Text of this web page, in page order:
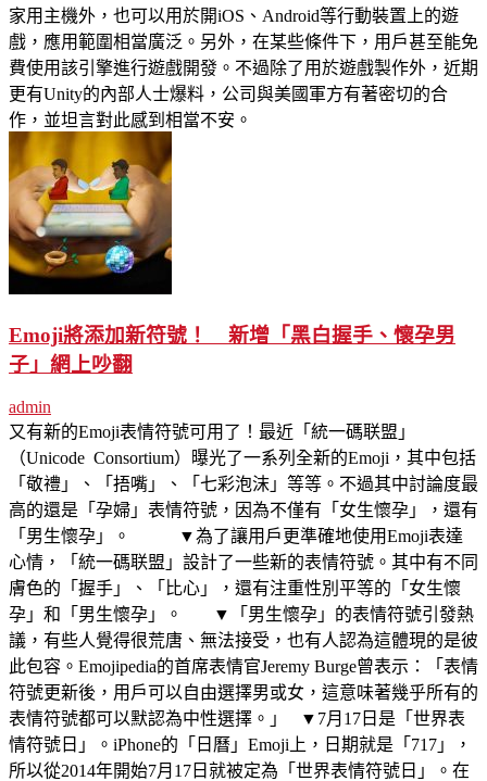
家用主機外，也可以用於開iOS、Android等行動裝置上的遊
戲，應用範圍相當廣泛。另外，在某些條件下，用戶甚至能免
費使用該引擎進行遊戲開發。不過除了用於遊戲製作外，近期
更有Unity的內部人士爆料，公司與美國軍方有著密切的合
作，並坦言對此感到相當不安。
Emoji將添加新符號！ 新增「黑白握手、懷孕男
子」網上吵翻
admin
又有新的Emoji表情符號可用了！最近「統一碼联盟」
（Unicode Consortium）曝光了一系列全新的Emoji，其中包括
「敬禮」、「捂嘴」、「七彩泡沫」等等。不過其中討論度最
高的還是「孕婦」表情符號，因為不僅有「女生懷孕」，還有
「男生懷孕」。 ▼為了讓用戶更準確地使用Emoji表達
心情，「統一碼联盟」設計了一些新的表情符號。其中有不同
膚色的「握手」、「比心」，還有注重性別平等的「女生懷
孕」和「男生懷孕」。 ▼「男生懷孕」的表情符號引發熱
議，有些人覺得很荒唐、無法接受，也有人認為這體現的是彼
此包容。Emojipedia的首席表情官Jeremy Burge曾表示：「表情
符號更新後，用戶可以自由選擇男或女，這意味著幾乎所有的
表情符號都可以默認為中性選擇。」 ▼7月17日是「世界表
情符號日」。iPhone的「日曆」Emoji上，日期就是「717」，
所以從2014年開始7月17日就被定為「世界表情符號日」。在